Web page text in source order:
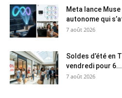
Meta lance Muse
autonome qui
7 août 2026
Soldes d’été en
vendredi pour 6...
7 août 2026